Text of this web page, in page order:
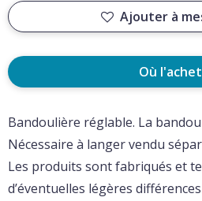
Ajouter à
Où
Bandoulière réglable. La
Nécessaire à langer vendu
Les produits sont fabriqués et
d’éventuelles légères